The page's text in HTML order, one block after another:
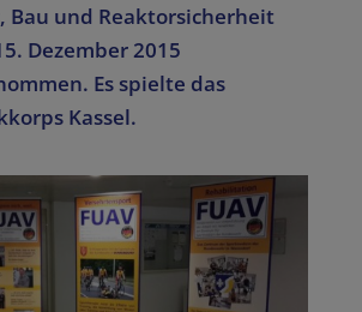
Bau und Reaktorsicherheit
Dezember 2015
Es spielte das
Kassel.